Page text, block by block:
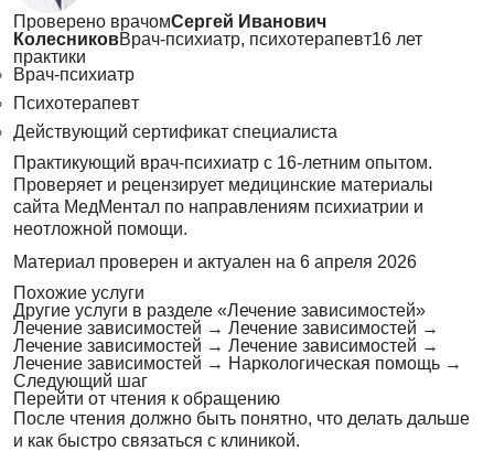
Проверено врачомСергей Иванович
КолесниковВрач-психиатр, психотерапевт16 лет
практики
Врач-психиатр
Психотерапевт
Действующий сертификат специалиста
Практикующий врач-психиатр с 16-летним опытом.
Проверяет и рецензирует медицинские материалы
сайта МедМентал по направлениям психиатрии и
неотложной помощи.
Материал проверен и актуален на 6 апреля 2026
Похожие услуги
Другие услуги в разделе «Лечение зависимостей»
Лечение зависимостей → Лечение зависимостей →
Лечение зависимостей → Лечение зависимостей →
Лечение зависимостей → Наркологическая помощь →
Следующий шаг
Перейти от чтения к обращению
После чтения должно быть понятно, что делать дальше
и как быстро связаться с клиникой.